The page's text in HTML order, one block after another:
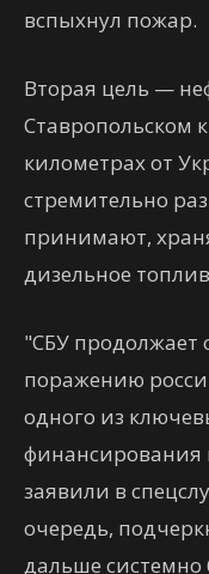
вспыхнул пожар.
Вторая цель —
Ставропольском
километрах от
стремительно
принимают,
дизельное
"СБУ продолжает
поражению
одного из
заявили в
очередь,
дальше системно